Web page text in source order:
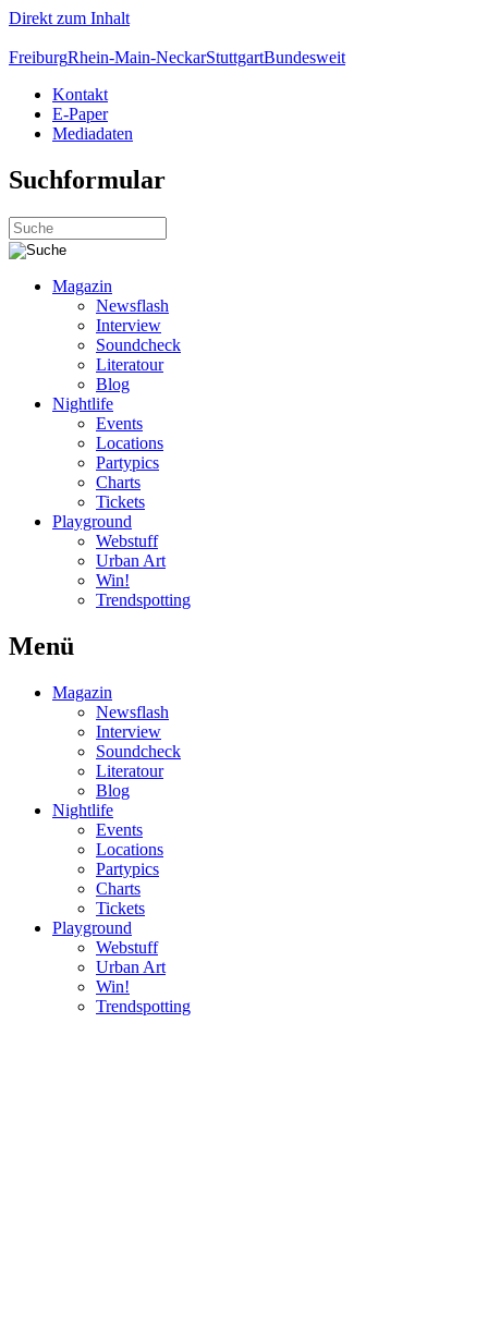
Direkt zum Inhalt
FreiburgRhein-Main-NeckarStuttgartBundesweit
Kontakt
E-Paper
Mediadaten
Suchformular
Magazin
Newsflash
Interview
Soundcheck
Literatour
Blog
Nightlife
Events
Locations
Partypics
Charts
Tickets
Playground
Webstuff
Urban Art
Win!
Trendspotting
Menü
Magazin
Newsflash
Interview
Soundcheck
Literatour
Blog
Nightlife
Events
Locations
Partypics
Charts
Tickets
Playground
Webstuff
Urban Art
Win!
Trendspotting